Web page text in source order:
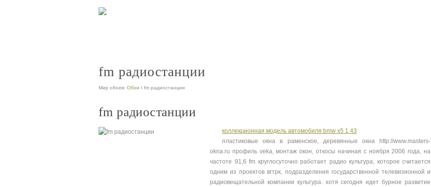
fm радиостанции
Мир обоев: Обои \ fm радиостанции
fm радиостанции
коллекционная модель автомобиля bmw x5 1 43
пластиковые окна в раменское, деревянные окна http://www.masters-
okna.ru профиль veka, монтаж окон, откосы начиная с ноября 2006 года, на
частоте 91,6 fm круглосуточно работает радио культура, которое считается
одним из проектов вгтрк, подразделения государственной телевизионной и
радиовещательной компании культура. хотя сегодня идет бурное развитие